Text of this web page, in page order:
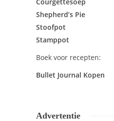
Shepherd’s Pie
Stoofpot
Stamppot
Boek voor recepten:
Bullet Journal Kopen
Advertentie